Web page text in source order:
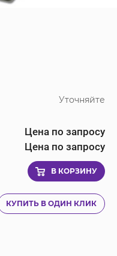
Уточняйте
Цена по запросу
Цена по запросу
В КОРЗИНУ
КУПИТЬ В ОДИН КЛИК